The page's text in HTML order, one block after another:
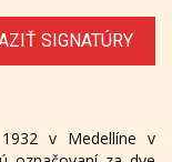
SIGNATÚRY
v Medellíne v